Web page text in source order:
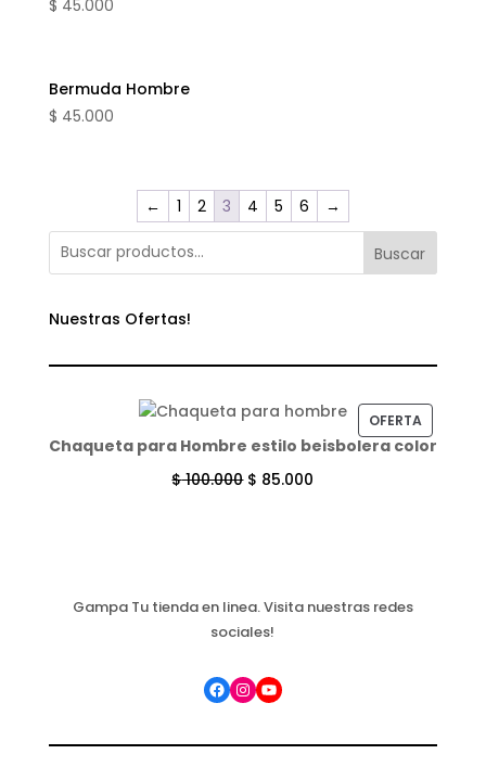
$ 45.000
Bermuda Hombre
$ 45.000
← 1 2 3 4 5 6 →
Buscar
Nuestras Ofertas!
OFERTA
EN
Chaqueta para Hombre estilo beisbolera color
$100.000 $ 85.000
Gampa Tu tienda en linea. Visita nuestras redes
sociales!
Facebook
Instagram
YouTube